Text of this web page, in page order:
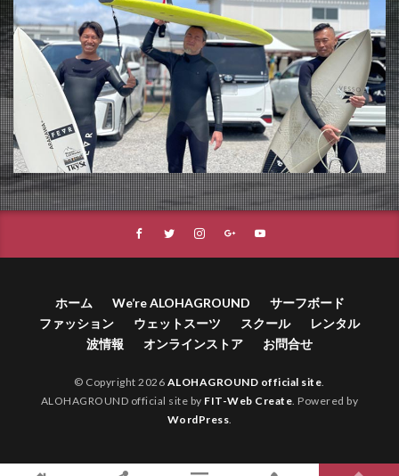
ホーム We’re ALOHAGROUND
サーフボード
ファッション
ウェットスーツ スクール
レンタル
波情報
オンラインストア お問合せ
© Copyright 2026 ALOHAGROUND official site.
ALOHAGROUND official site by FIT-Web Create. Powered by
WordPress.